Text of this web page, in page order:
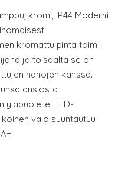
kromi, IP44 Moderni
kromattu pinta toimii
ja toisaalta se on
hanojen kanssa.
ansiosta
yläpuolelle. LED-
valo suuntautuu